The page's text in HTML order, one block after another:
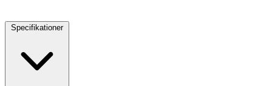
Specifikationer